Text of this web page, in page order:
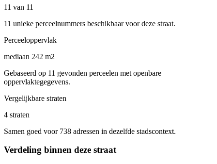
11 van 11
11 unieke perceelnummers beschikbaar voor deze straat.
Perceeloppervlak
mediaan 242 m2
Gebaseerd op 11 gevonden perceelen met openbare
oppervlaktegegevens.
Vergelijkbare straten
4 straten
Samen goed voor 738 adressen in dezelfde stadscontext.
Verdeling binnen deze straat